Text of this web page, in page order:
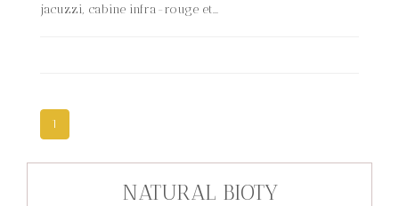
jacuzzi, cabine infra-rouge et...
1
NATURAL BIOTY